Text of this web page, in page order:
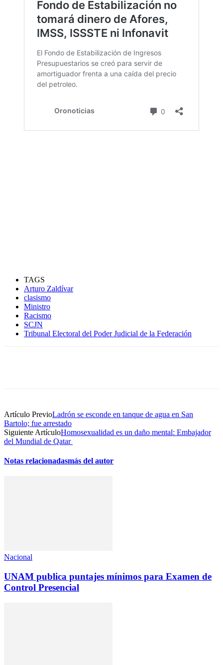
TAGS
Arturo Zaldívar
clasismo
Ministro
Racismo
SCJN
Tribunal Electoral del Poder Judicial de la Federación
Artículo PrevioLadrón se esconde en tanque de agua en San
Bartolo; fue arrestado
Siguiente ArtículoHomosexualidad es un daño mental: Embajador
del Mundial de Qatar
Notas relacionadasmás del autor
Nacional
UNAM publica puntajes mínimos para Examen de
Control Presencial